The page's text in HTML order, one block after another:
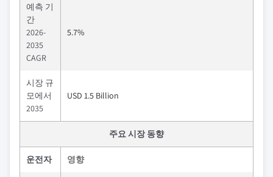
예측 기
간
2026-
2035
CAGR
5.7%
시장 규
모에서
2035
USD 1.5 Billion
주요 시장 동향
운전자 영향